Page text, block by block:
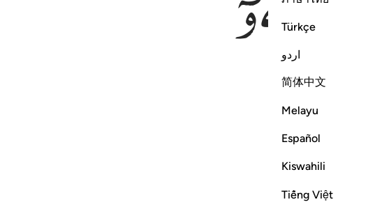
Türkçe
اردو
简体中文
Melayu
Español
Kiswahili
Tiếng Việt